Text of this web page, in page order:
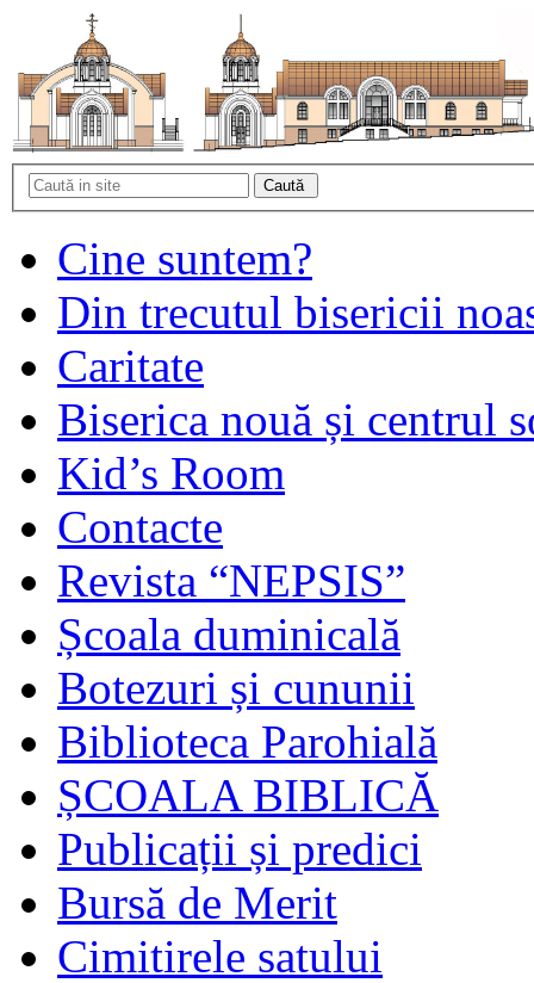
Cine suntem?
Din trecutul bisericii
Caritate
Biserica nouă și centrul
Kid’s Room
Contacte
Revista “NEPSIS”
Școala duminicală
Botezuri și cununii
Biblioteca Parohială
ȘCOALA BIBLICĂ
Publicații și predici
Bursă de Merit
Cimitirele satului